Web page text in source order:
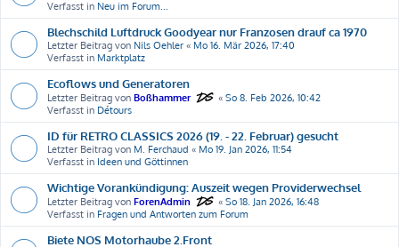
Verfasst in Neu im Forum...
Blechschild Luftdruck Goodyear nur Franzosen drauf ca 1970
Letzter Beitrag von Nils Oehler « Mo 16. Mär 2026, 17:40
Verfasst in Marktplatz
Ecoflows und Generatoren
Letzter Beitrag von Boßhammer « So 8. Feb 2026, 10:42
Verfasst in Détours
ID für RETRO CLASSICS 2026 (19. - 22. Februar) gesucht
Letzter Beitrag von M. Ferchaud « Mo 19. Jan 2026, 11:54
Verfasst in Ideen und Göttinnen
Wichtige Vorankündigung: Auszeit wegen Providerwechsel
Letzter Beitrag von ForenAdmin « So 18. Jan 2026, 16:48
Verfasst in Fragen und Antworten zum Forum
Biete NOS Motorhaube 2.Front